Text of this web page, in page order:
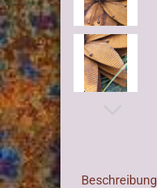
Beschreibung